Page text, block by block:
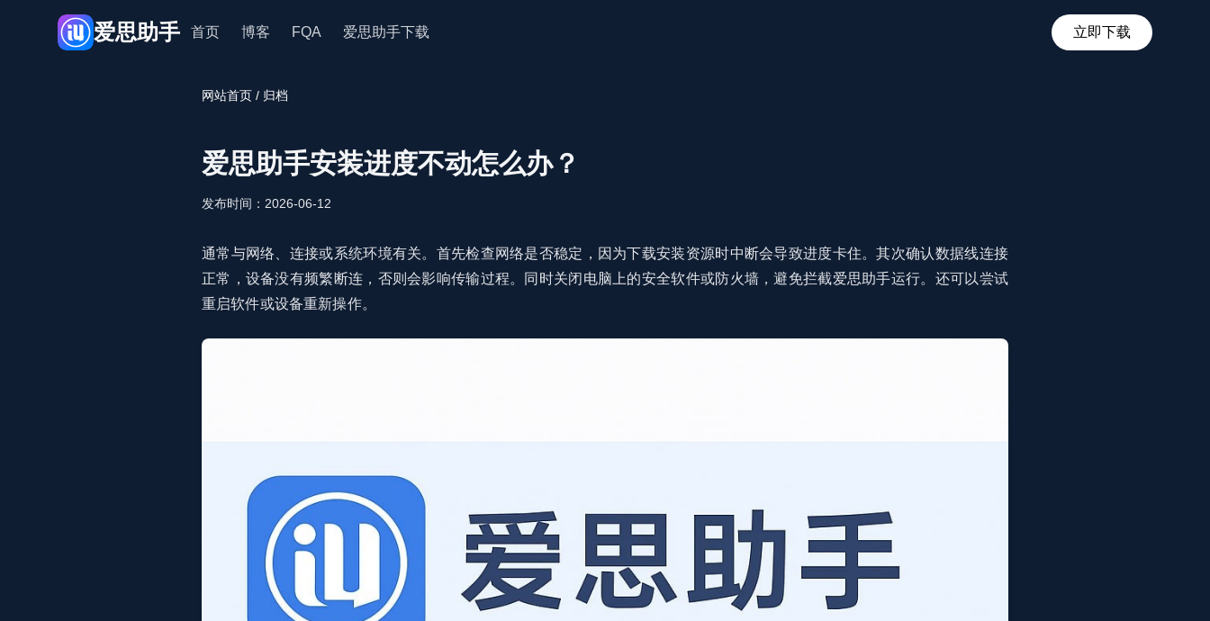
爱思助手 首页 博客 FQA 爱思助手下载 立即下载
网站首页 / 归档
爱思助手安装进度不动怎么办？
发布时间：2026-06-12
通常与网络、连接或系统环境有关。首先检查网络是否稳定，因为下载安装资源时中断会导致进度卡住。其次确认数据线连接
正常，设备没有频繁断连，否则会影响传输过程。同时关闭电脑上的安全软件或防火墙，避免拦截爱思助手运行。还可以尝试
重启软件或设备重新操作。